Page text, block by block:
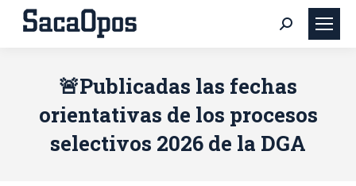
Buscar:
🚨Publicadas las fechas
orientativas de los procesos
selectivos 2026 de la DGA